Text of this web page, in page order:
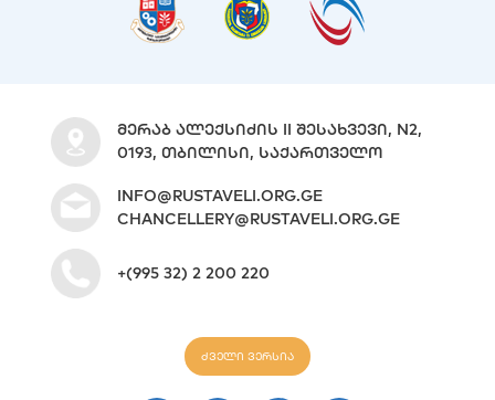
ᲛᲔᲠᲐᲑ ᲐᲚᲔᲥᲡᲘᲫᲘᲡ II ᲨᲔᲡᲐᲮᲕᲔᲕᲘ, N2,
0193, ᲗᲑᲘᲚᲘᲡᲘ, ᲡᲐᲥᲐᲠᲗᲕᲔᲚᲝ
INFO@RUSTAVELI.ORG.GE
CHANCELLERY@RUSTAVELI.ORG.GE
+(995 32) 2 200 220
ძველი ვერსია